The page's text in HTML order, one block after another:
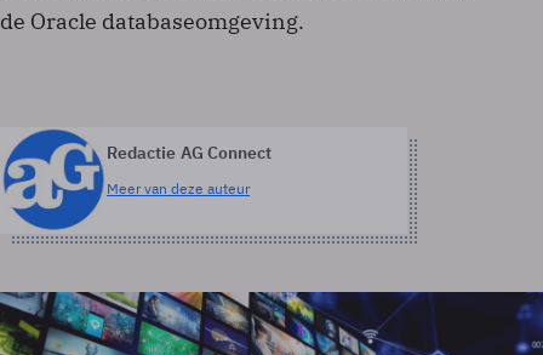
de Oracle databaseomgeving.
Redactie AG Connect
Meer van deze auteur